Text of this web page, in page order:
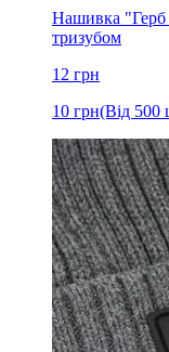
Нашивка "Герб
тризубом
12 грн
10 грн(Від 500